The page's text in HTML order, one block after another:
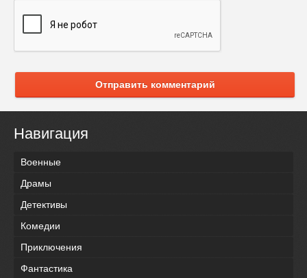
Отправить комментарий
Навигация
Военные
Драмы
Детективы
Комедии
Приключения
Фантастика